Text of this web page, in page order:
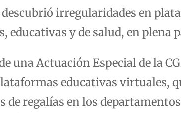
irregularidades en
educativas y de salud, en plena
una Actuación Especial de la
educativas virtuales,
de regalías en los